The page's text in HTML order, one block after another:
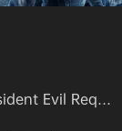
生化危机9：安魂曲-虚拟机版（Resident Evil Requiem HYPERVISOR）免安装中文版